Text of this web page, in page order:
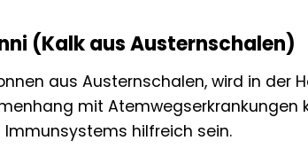
(Kalk aus Austernschalen)
aus Austernschalen, wird in der
mit Atemwegserkrankungen
hilfreich sein.